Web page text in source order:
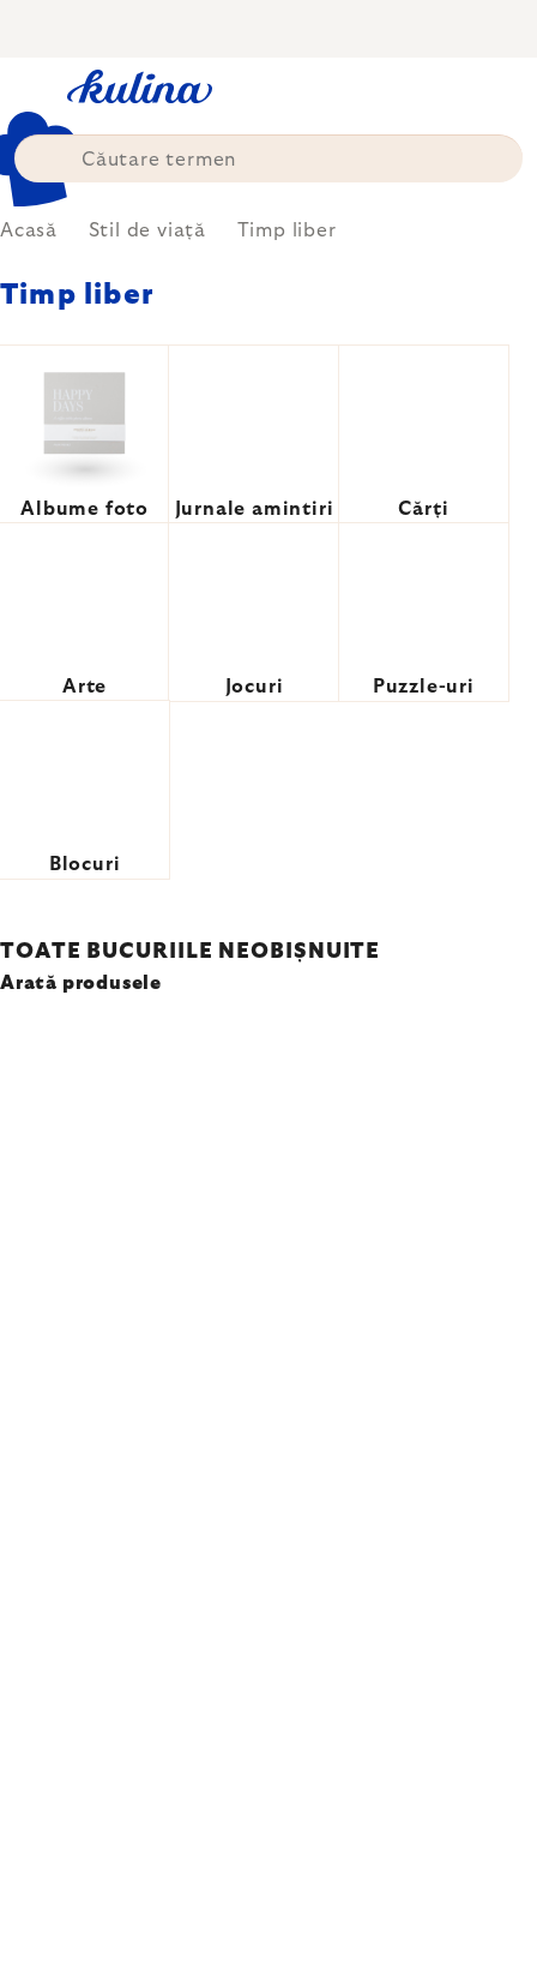
Acasă Stil de viață Timp liber
Timp liber
Albume foto Jurnale amintiri Cărți
Arte Jocuri Puzzle-uri
Blocuri
TOATE BUCURIILE NEOBIȘNUITE
Arată produsele